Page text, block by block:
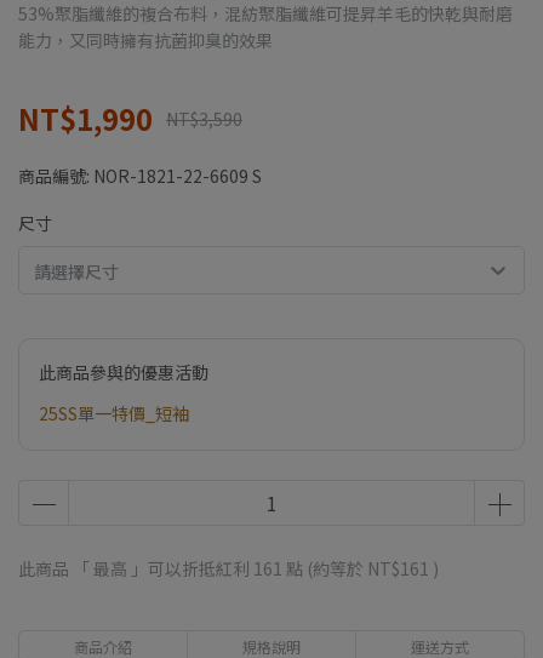
53%聚脂纖維的複合布料，混紡聚脂纖維可提昇羊毛的快乾與耐磨
能力，又同時擁有抗菌抑臭的效果
NT$1,990 NT$3,590
商品編號: NOR-1821-22-6609 S
尺寸
請選擇尺寸
此商品參與的優惠活動
25SS單一特價_短袖
此商品 「 最高 」可以折抵紅利 161 點 (約等於 NT$161 )
商品介紹 規格說明 運送方式